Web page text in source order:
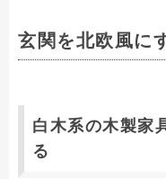
玄関を北欧風に
白木系の木製家
る